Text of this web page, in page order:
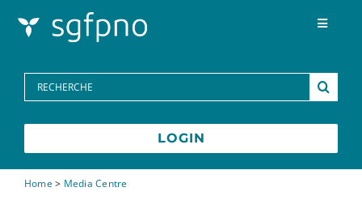
Toggle
FAQs
Search
for:
LOGIN
Home> Media Centre